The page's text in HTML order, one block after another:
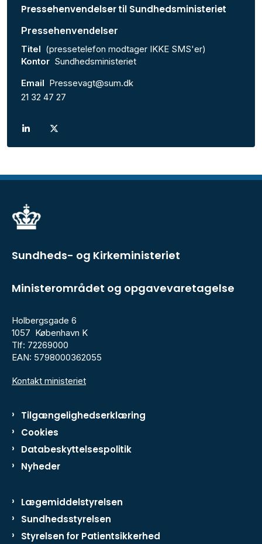
Pressehenvendelser til Sundhedsministeriet
Pressehenvendelser
Titel (pressetelefon modtager IKKE SMS'er)
Kontor Sundhedsministeriet
Email Pressevagt@sum.dk
21 32 47 27
Sundheds- og Kirkeministeriet
Ministerområdet og opgavevaretagelse
Holbergsgade 6
1057 København K
Tlf: 72269000
EAN: 5798000362055
Kontakt ministeriet
Tilgængelighedserklæring
Cookies
Databeskyttelsespolitik
Nyheder
Lægemiddelstyrelsen
Sundhedsstyrelsen
Styrelsen for Patientsikkerhed